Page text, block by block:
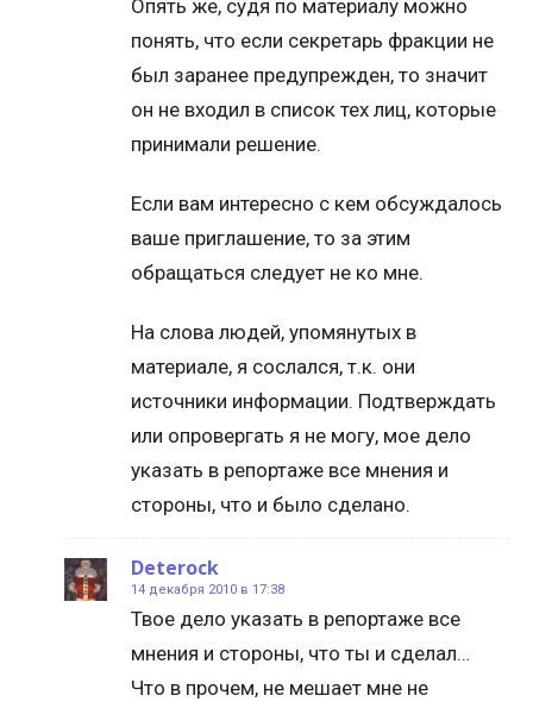
Опять же, судя по материалу можно
понять, что если секретарь фракции не
был заранее предупрежден, то значит
он не входил в список тех лиц, которые
принимали решение.
Если вам интересно с кем обсуждалось
ваше приглашение, то за этим
обращаться следует не ко мне.
На слова людей, упомянутых в
материале, я сослался, т.к. они
источники информации. Подтверждать
или опровергать я не могу, мое дело
указать в репортаже все мнения и
стороны, что и было сделано.
Deterock
14 декабря 2010 в 17:38
Твое дело указать в репортаже все
мнения и стороны, что ты и сделал…
Что в прочем, не мешает мне не